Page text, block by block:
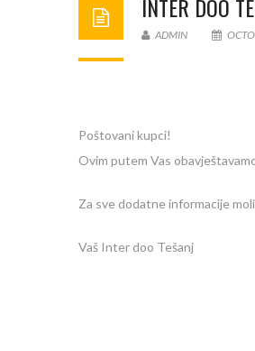
INTER DOO
ADMIN
Poštovani kupci!
Ovim putem Vas
Za sve dodatne informacije
Vaš Inter doo Tešanj